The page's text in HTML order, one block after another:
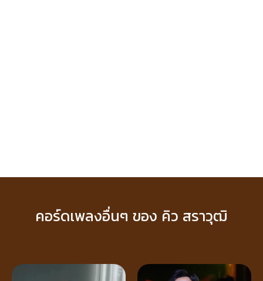
คอร์ดเพลงอื่นๆ ของ คิว สราวุฒิ